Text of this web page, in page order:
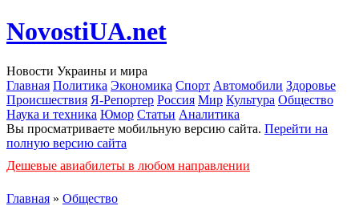
NovostiUA.net
Новости Украины и мира
Главная Политика Экономика Спорт Автомобили Здоровье
Происшествия Я-Репортер Россия Мир Культура Общество
Наука и техника Юмор Статьи Аналитика
Вы просматриваете мобильную версию сайта. Перейти на
полную версию сайта
Дешевые авиабилеты в любом направлении
Главная » Общество